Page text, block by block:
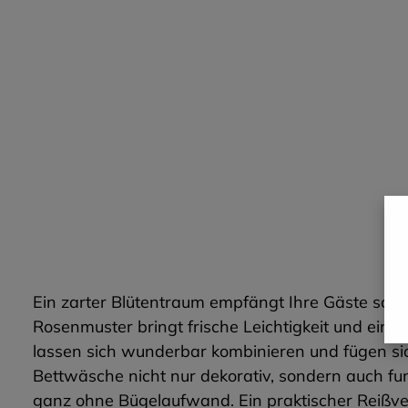
Ein zarter Blütentraum empfängt Ihre Gäste
Rosenmuster bringt frische Leichtigkeit und ein
lassen sich wunderbar kombinieren und fügen
Bettwäsche nicht nur dekorativ, sondern auch
ganz ohne Bügelaufwand. Ein praktischer